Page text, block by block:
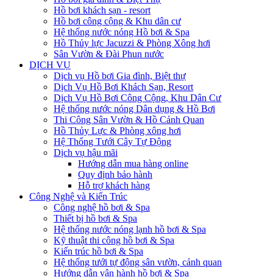
Hồ bơi khách sạn - resort
Hồ bơi công cộng & Khu dân cư
Hệ thống nước nóng Hồ bơi & Spa
Hồ Thủy lực Jacuzzi & Phòng Xông hơi
Sân Vườn & Đài Phun nước
DỊCH VỤ
Dịch vụ Hồ bơi Gia đình, Biệt thự
Dịch Vụ Hồ Bơi Khách Sạn, Resort
Dịch Vụ Hồ Bơi Công Cộng, Khu Dân Cư
Hệ thống nước nóng Dân dụng & Hồ Bơi
Thi Công Sân Vườn & Hồ Cảnh Quan
Hồ Thủy Lực & Phòng xông hơi
Hệ Thống Tưới Cây Tự Động
Dịch vụ hậu mãi
Hướng dẫn mua hàng online
Quy định bảo hành
Hỗ trợ khách hàng
Công Nghệ và Kiến Trúc
Công nghệ hồ bơi & Spa
Thiết bị hồ bơi & Spa
Hệ thống nước nóng lạnh hồ bơi & Spa
Kỹ thuật thi công hồ bơi & Spa
Kiến trúc hồ bơi & Spa
Hệ thống tưới tự động sân vườn, cảnh quan
Hướng dẫn vận hành hồ bơi & Spa